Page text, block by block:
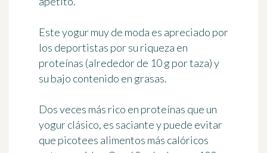
Este yogur muy de moda es apreciado por
los deportistas porsu riqueza en
proteínas (alrededor de 10 g por taza) y
su bajo contenido en grasas.
Dos veces más rico en proteínas que un
yogur clásico, es saciante y puede evitar
que picotees alimentos más calóricos